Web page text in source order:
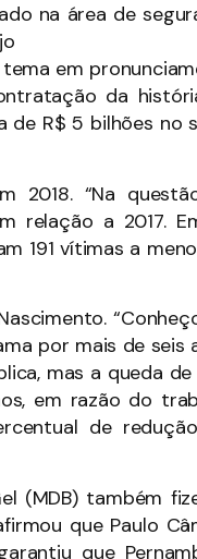
na área de
em
da
de R$ 5 bilhões no
2018. “Na
relação a 2017.
191 vítimas a
por mais de seis
mas a queda de
em razão do
de
(MDB) também
que Paulo
que